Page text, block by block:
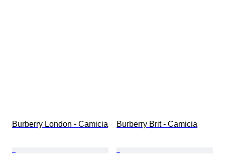
Burberry London - Camicia Burberry Brit - Camicia